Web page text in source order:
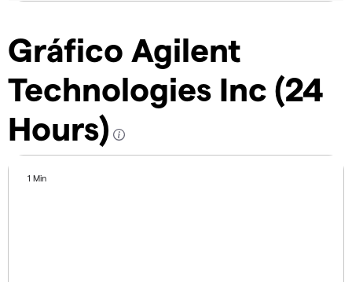
Gráfico Agilent
Technologies Inc (24
Hours)
1 Min